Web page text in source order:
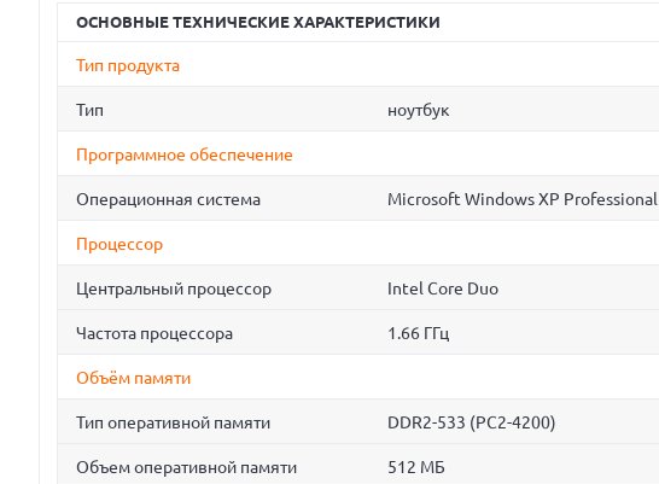
ОСНОВНЫЕ ТЕХНИЧЕСКИЕ ХАРАКТЕРИСТИКИ
Тип продукта
Тип ноутбук
Программное обеспечение
Операционная система Microsoft Windows XP Professional
Процессор
Центральный процессор Intel Core Duo
Частота процессора 1.66 ГГц
Объём памяти
Тип оперативной памяти DDR2-533 (PC2-4200)
Объем оперативной памяти 512 МБ